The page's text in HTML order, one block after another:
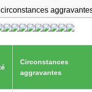
Circonstances
aggravantes